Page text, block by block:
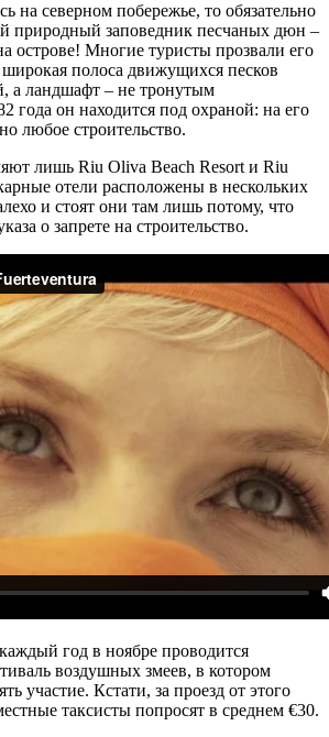
на северном побережье, то обязательно
природный заповедник песчаных дюн –
острове! Многие туристы прозвали его
полоса движущихся песков
а ландшафт – не тронутым
года он находится под охраной: на его
любое строительство.
лишь Riu Oliva Beach Resort и Riu
отели расположены в нескольких
и стоят они там лишь потому, что
о запрете на строительство.
год в ноябре проводится
воздушных змеев, в котором
участие. Кстати, за проезд от этого
таксисты попросят в среднем €30.